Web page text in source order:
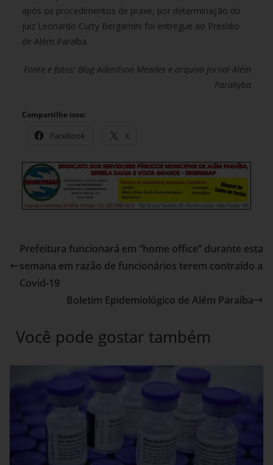
após os procedimentos de praxe, por determinação do
juiz Leonardo Curty Bergamini foi entregue ao Presídio
de Além Paraíba.
Fonte e fotos: Blog Adenilson Mendes e arquivo Jornal Além
Parahyba
Compartilhe isso:
Facebook X
Prefeitura funcionará em “home office” durante esta
semana em razão de funcionários terem contraído a
Covid-19
Boletim Epidemiológico de Além Paraíba
Você pode gostar também